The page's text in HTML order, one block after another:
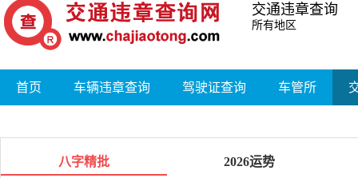
交通违章查询
所有地区
首页 车辆违章查询 驾驶证查询 车管所
八字精批 2026运势